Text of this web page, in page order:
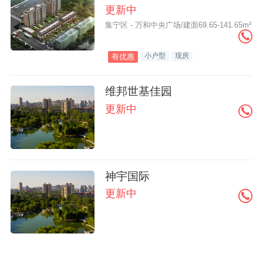
更新中
集宁区 - 万和中央广场/建面69.65-141.65m²
有优惠 小户型 现房
维邦世基佳园
更新中
神宇国际
更新中